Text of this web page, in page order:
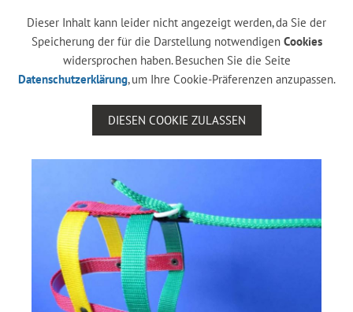
Dieser Inhalt kann leider nicht angezeigt werden, da Sie der
Speicherung der für die Darstellung notwendigen Cookies
widersprochen haben. Besuchen Sie die Seite
Datenschutzerklärung, um Ihre Cookie-Präferenzen anzupassen.
DIESEN COOKIE ZULASSEN